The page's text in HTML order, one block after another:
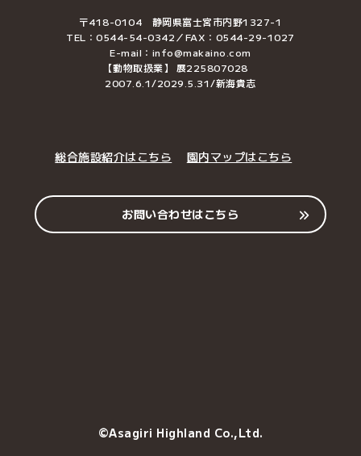
〒418-0104 静岡県富士宮市内野1327-1
TEL：0544-54-0342／FAX：0544-29-1027
E-mail：info@makaino.com
【動物取扱業】 展225807028
2007.6.1/2029.5.31/新海貴志
総合施設紹介はこちら 園内マップはこちら
お問い合わせはこちら
©Asagiri Highland Co.,Ltd.